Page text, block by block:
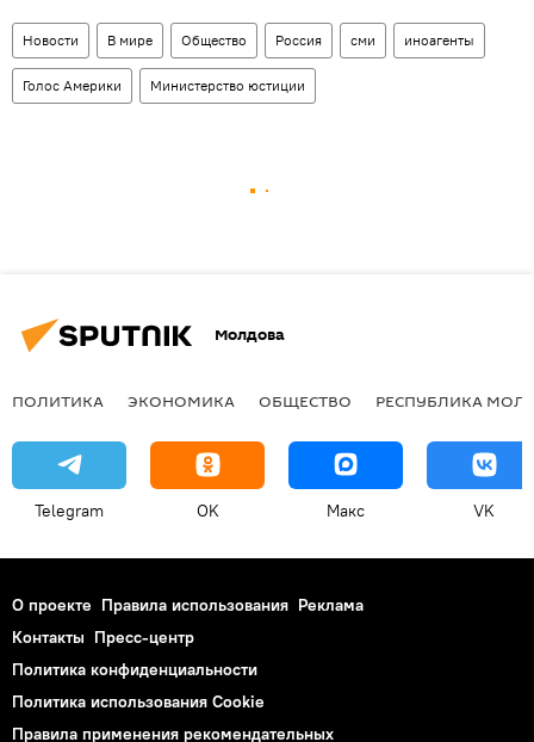
Новости В мире Общество Россия сми иноагенты
Голос Америки Министерство юстиции
Молдова
ПОЛИТИКА ЭКОНОМИКА ОБЩЕСТВО РЕСПУБЛИКА
Telegram OK Макс VK
О проекте Правила использования Реклама
Контакты Пресс-центр
Политика конфиденциальности
Политика использования Cookie
Правила применения рекомендательных